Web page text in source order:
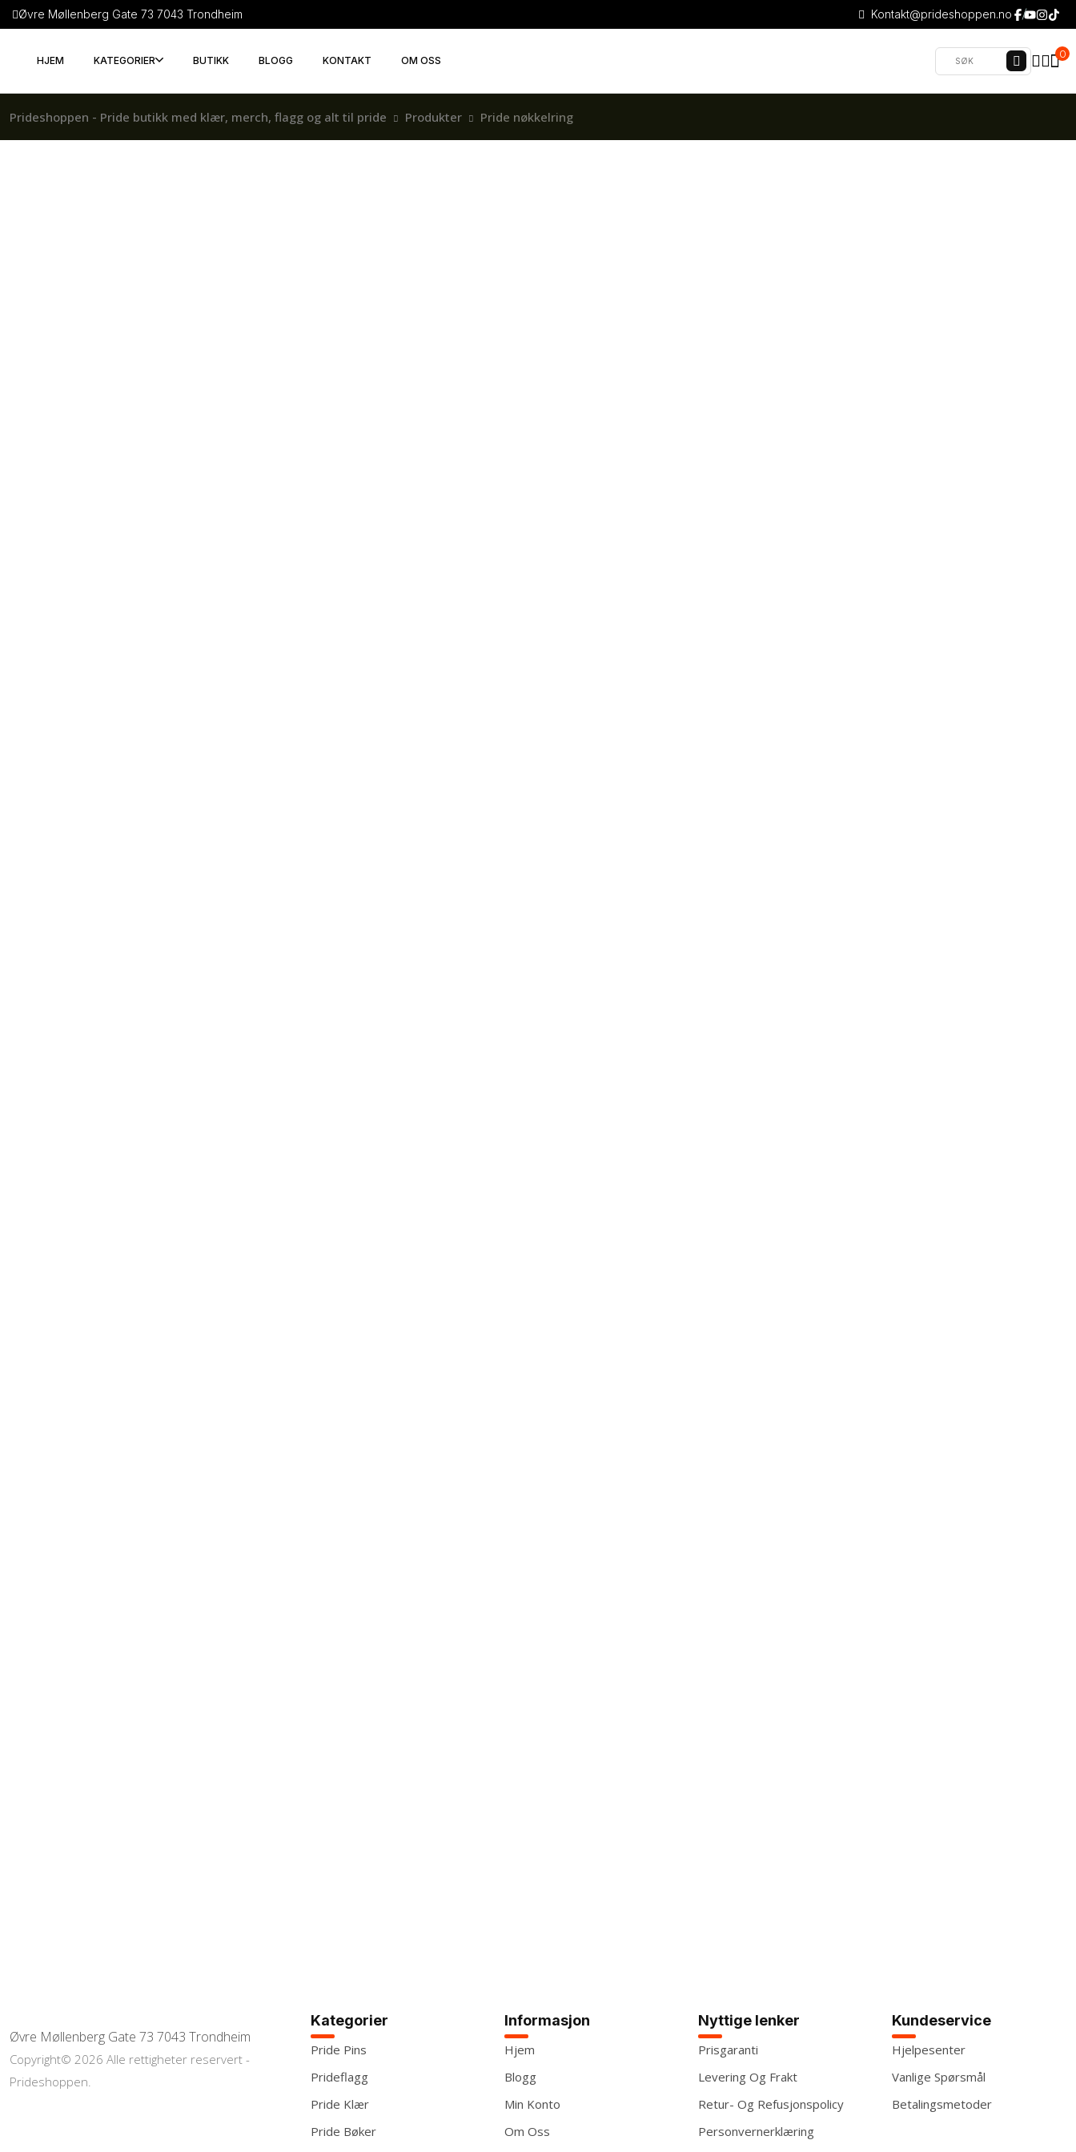
Øvre Møllenberg Gate 73 7043 Trondheim Kontakt@prideshoppen.no
HJEM KATEGORIER BUTIKK BLOGG KONTAKT OM OSS
0
Prideshoppen - Pride butikk med klær, merch, flagg og alt til pride Produkter Pride nøkkelring
Øvre Møllenberg Gate 73 7043 Trondheim
Copyright© 2026 Alle rettigheter reservert -
Prideshoppen.
Kategorier
Pride Pins
Prideflagg
Pride Klær
Pride Bøker
Informasjon
Hjem
Blogg
Min Konto
Om Oss
Nyttige lenker
Prisgaranti
Levering Og Frakt
Retur- Og Refusjonspolicy
Personvernerklæring
Kundeservice
Hjelpesenter
Vanlige Spørsmål
Betalingsmetoder